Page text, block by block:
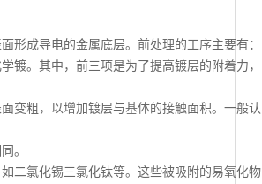
成导电的金属底层。前处理的工序主要有：
镀。其中，前三项是为了提高镀层的附着力，
粗，以增加镀层与基体的接触面积。一般认
。
氯化锡三氯化钛等。这些被吸附的易氧化物